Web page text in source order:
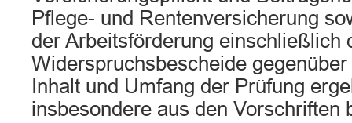
Pflege- und Rentenversicherung
der Arbeitsförderung einschließlich
Widerspruchsbescheide
Inhalt und Umfang der Prüfung
insbesondere aus den Vorschriften